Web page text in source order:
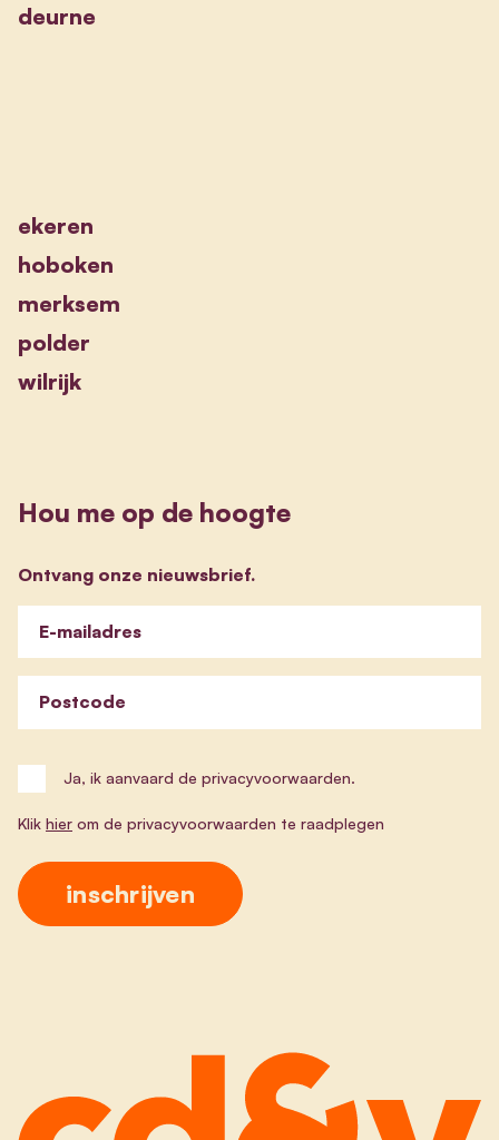
deurne
ekeren
hoboken
merksem
polder
wilrijk
Hou me op de hoogte
Ontvang onze nieuwsbrief.
E-mailadres
Postcode
Ja, ik aanvaard de privacyvoorwaarden.
Klik hier om de privacyvoorwaarden te raadplegen